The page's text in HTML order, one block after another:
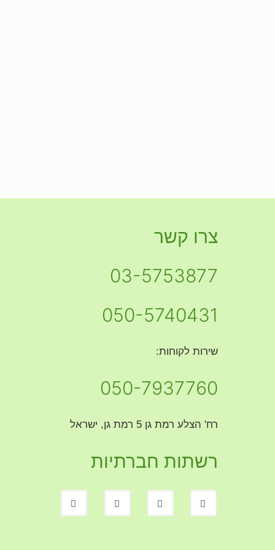
צרו קשר
03-5753877
050-5740431
שירות לקוחות:
050-7937760
רח' הצלע רמת גן 5 רמת גן, ישראל
רשתות חברתיות